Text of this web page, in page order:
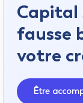
Capital
fausse
votre
Être